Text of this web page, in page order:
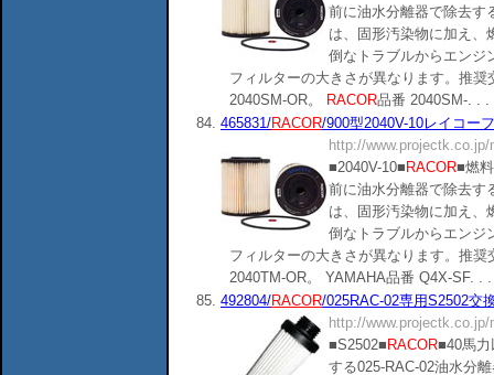
前に油水分離器で除去す
は、固形汚染物に加え、
倒なトラブルからエンジ
フィルターの大きさが異なります。推
2040SM-OR。
RACOR品番 2040SM-. . .
84. 465831/RACOR/900型2040V-10レイコー
http://
■2040V-10■ RACOR■燃
前に油水分離器で除去す
は、固形汚染物に加え、
倒なトラブルからエンジ
フィルターの大きさが異なります。推
2040TM-OR。 YAMAHA品番 Q4X-SF. . .
85. 492804/RACOR/025RAC-02専用S2502交
http://
■S2502■ RACOR■40馬力
する025-RAC-02油水分